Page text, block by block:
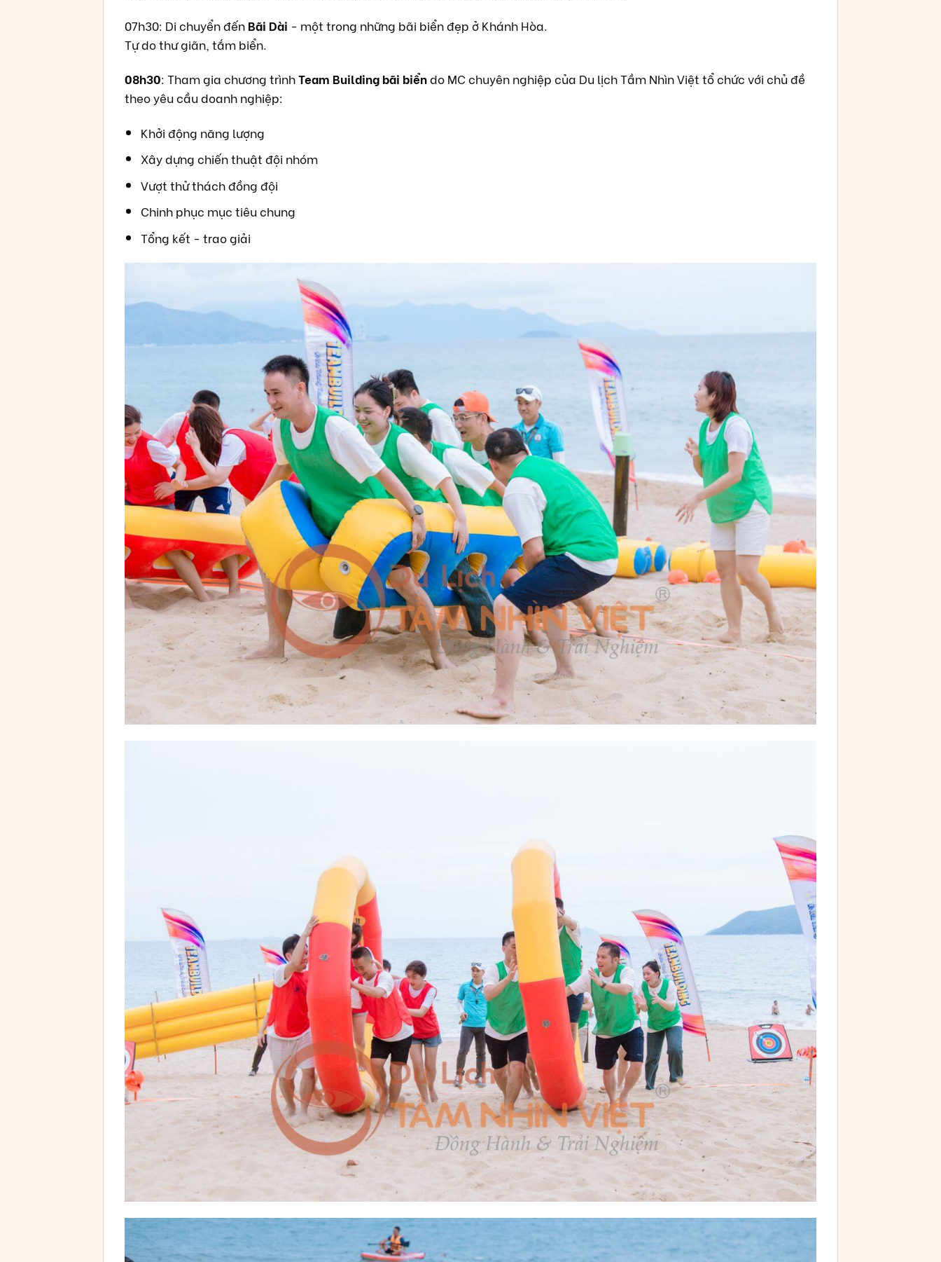
07h30: Di chuyển đếnBãi Dài - một trong những bãi biển đẹp ở Khánh Hòa.
Tự do thư giãn, tắm biển.
08h30: Tham gia chương trìnhTeam Building bãi biểndo MC chuyên nghiệp của Du lịch Tầm Nhìn Việt tổ chức với chủ đề
theo yêu cầu doanh nghiệp:
Khởi động năng lượng
Xây dựng chiến thuật đội nhóm
Vượt thử thách đồng đội
Chinh phục mục tiêu chung
Tổng kết - trao giải